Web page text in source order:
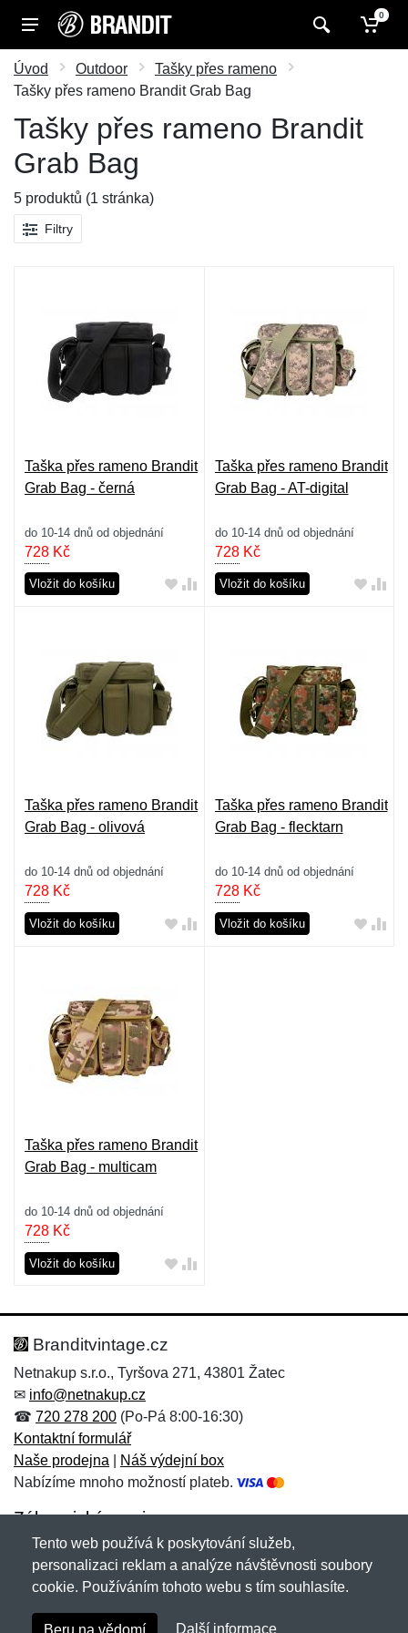
0
Úvod Outdoor
Tašky přes rameno
Tašky přes rameno Brandit Grab Bag
Tašky přes rameno Brandit
Grab Bag
5 produktů (1 stránka)
Filtry
Taška přes rameno Brandit
Grab Bag - černá
do 10-14 dnů od objednání
728 Kč
Vložit do košíku
Taška přes rameno Brandit
Grab Bag - AT-digital
do 10-14 dnů od objednání
728Kč
Vložit do košíku
Taška přes rameno Brandit
Grab Bag - olivová
do 10-14 dnů od objednání
728 Kč
Vložit do košíku
Taška přes rameno Brandit
Grab Bag - flecktarn
do 10-14 dnů od objednání
728Kč
Vložit do košíku
Taška přes rameno Brandit
Grab Bag - multicam
do 10-14 dnů od objednání
728 Kč
Vložit do košíku
Branditvintage.cz
Netnakup s.r.o., Tyršova 271, 43801 Žatec
✉ info@netnakup.cz
☎ 720 278 200 (Po-Pá 8:00-16:30)
Kontaktní formulář
Naše prodejna
Náš výdejní box
Nabízíme mnoho možností plateb.
Zákaznický servis
Novinky emailem
Copyright © 2007-2026 (19 let s vámi)Netnakup.cz
Tento web používá k poskytování služeb,
personalizaci reklam a analýze návštěvnosti soubory
cookie. Používáním tohoto webu s tím souhlasíte.
Beru na vědomí Další informace